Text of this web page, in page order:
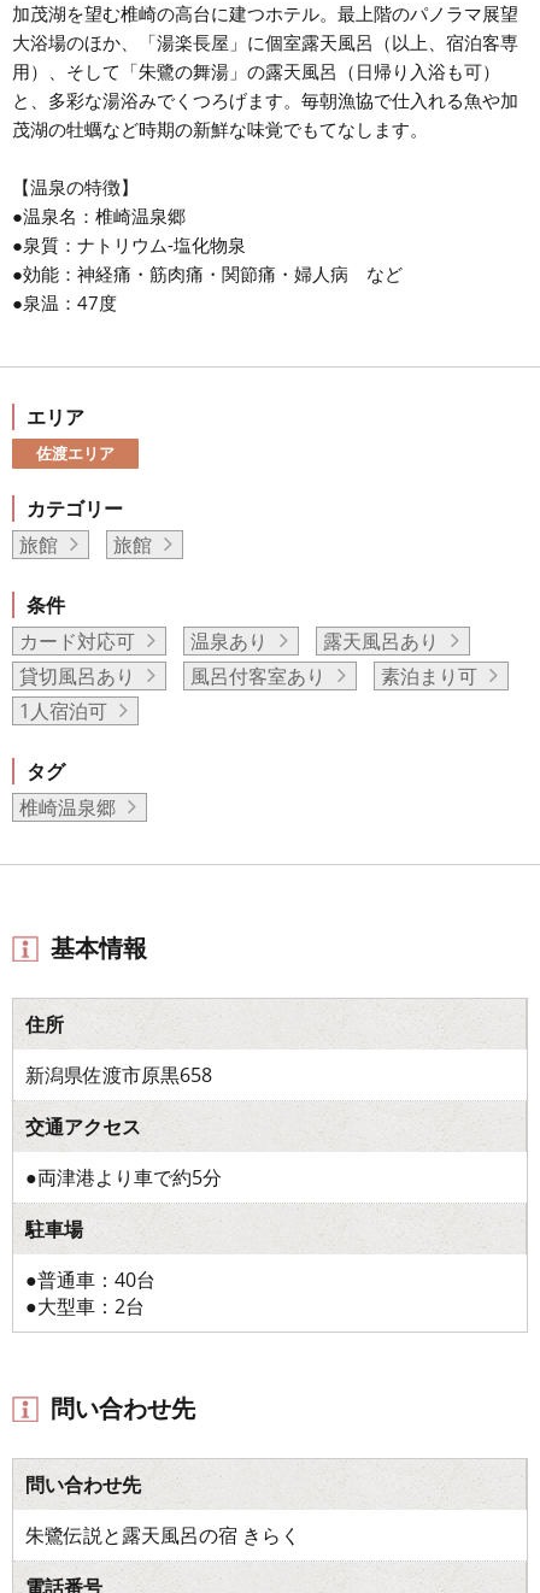
加茂湖を望む椎崎の高台に建つホテル。最上階のパノラマ展望
大浴場のほか、「湯楽長屋」に個室露天風呂（以上、宿泊客専
用）、そして「朱鷺の舞湯」の露天風呂（日帰り入浴も可）
と、多彩な湯浴みでくつろげます。毎朝漁協で仕入れる魚や加
茂湖の牡蠣など時期の新鮮な味覚でもてなします。
【温泉の特徴】
●温泉名：椎崎温泉郷
●泉質：ナトリウム-塩化物泉
●効能：神経痛・筋肉痛・関節痛・婦人病 など
●泉温：47度
エリア
佐渡エリア
カテゴリー
旅館
旅館
条件
カード対応可
温泉あり
露天風呂あり
貸切風呂あり
風呂付客室あり
素泊まり可
1人宿泊可
タグ
椎崎温泉郷
基本情報
住所
新潟県佐渡市原黒658
交通アクセス
●両津港より車で約5分
駐車場
●普通車：40台
●大型車：2台
問い合わせ先
問い合わせ先
朱鷺伝説と露天風呂の宿 きらく
電話番号